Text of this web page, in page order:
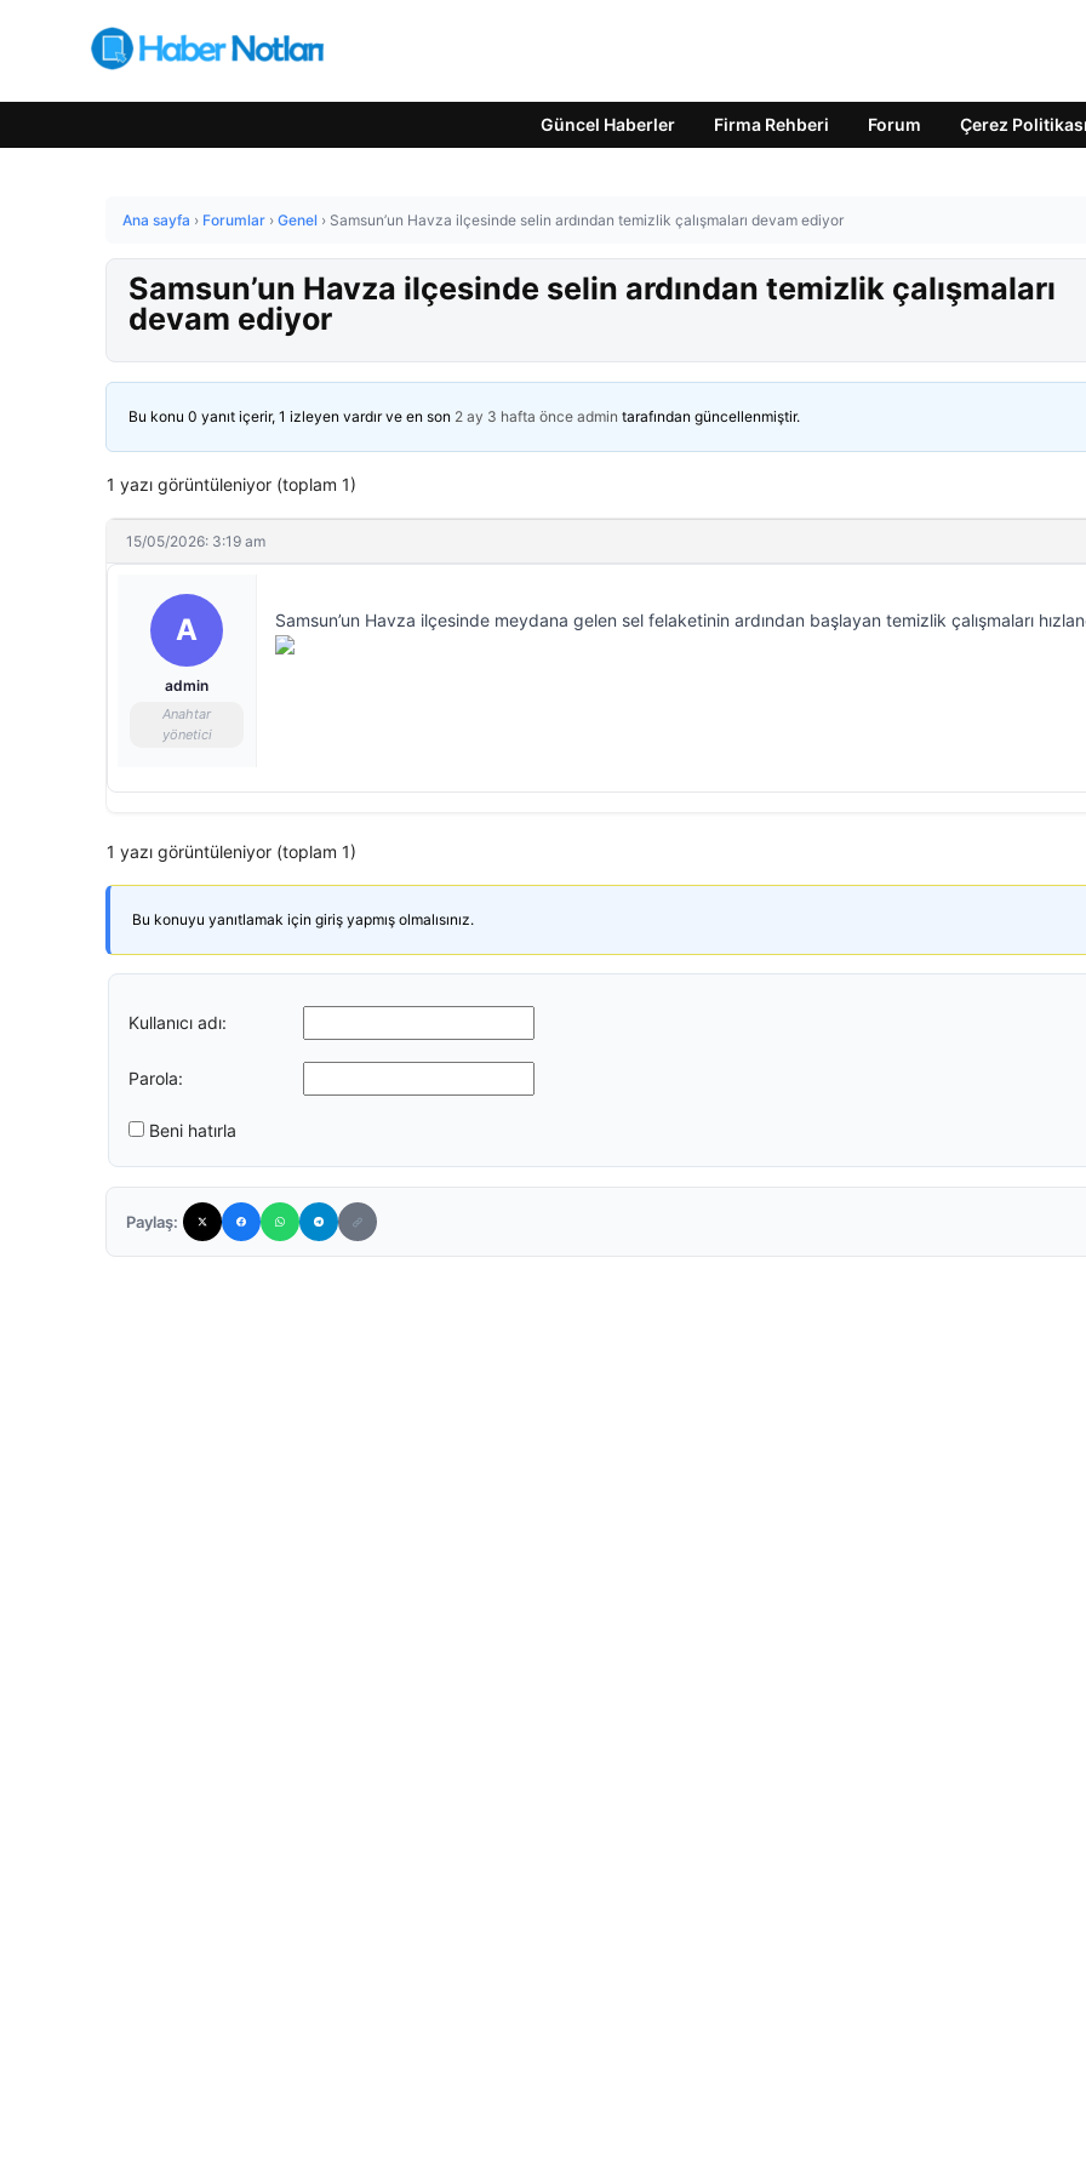
Güncel Haberler Firma Rehberi Forum Çerez Politikası
Ana sayfa › Forumlar › Genel › Samsun’un Havza ilçesinde selin ardından temizlik çalışmaları devam ediyor
Samsun’un Havza ilçesinde selin ardından temizlik çalışmaları
devam ediyor
Bu konu 0 yanıt içerir, 1 izleyen vardır ve en son 2 ay 3 hafta önce admin tarafından güncellenmiştir.
1 yazı görüntüleniyor (toplam 1)
15/05/2026: 3:19 am
A
admin
Anahtar
yönetici
Samsun’un Havza ilçesinde meydana gelen sel felaketinin ardından başlayan temizlik çalışmaları
1 yazı görüntüleniyor (toplam 1)
Bu konuyu yanıtlamak için giriş yapmış olmalısınız.
Kullanıcı adı:
Parola:
Beni hatırla
Paylaş: